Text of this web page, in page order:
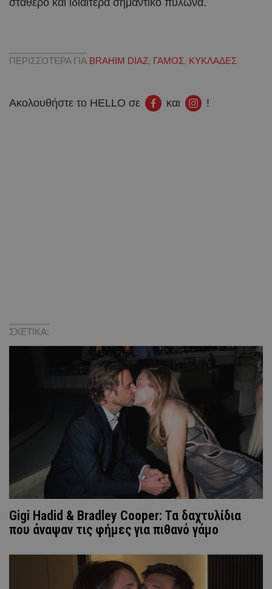
ΠΕΡΙΣΣΟΤΕΡΑ ΓΙΑ BRAHIM DIAZ, ΓΑΜΟΣ, ΚΥΚΛΑΔΕΣ
Ακολουθήστε το HELLO σε και !
ΣΧΕΤΙΚΑ:
Gigi Hadid & Bradley Cooper: Τα δαχτυλίδια
που άναψαν τις φήμες για πιθανό γάμο